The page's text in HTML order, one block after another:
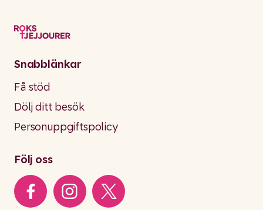
Snabblänkar
Få stöd
Dölj ditt besök
Personuppgiftspolicy
Följ oss